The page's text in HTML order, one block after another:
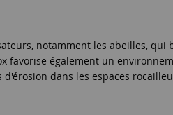
notamment les abeilles,
favorise également un
dans les espaces